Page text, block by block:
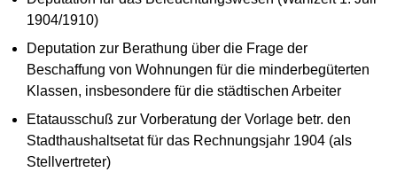
1904/1910)
Deputation zur Berathung über die Frage der
Beschaffung von Wohnungen für die minderbegüterten
Klassen, insbesondere für die städtischen Arbeiter
Etatausschuß zur Vorberatung der Vorlage betr. den
Stadthaushaltsetat für das Rechnungsjahr 1904 (als
Stellvertreter)